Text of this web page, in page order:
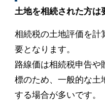
土地を相続された方は
相続税の土地評価を計
要となります。
路線価は相続税申告や
標のため、一般的な土
する場合が多いです。